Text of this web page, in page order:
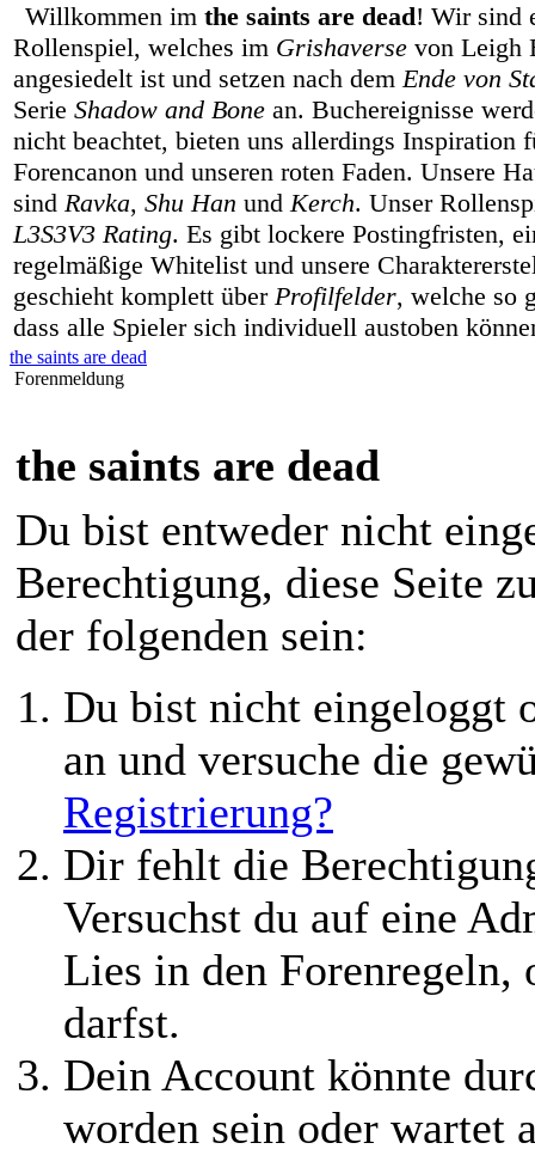
Willkommen im the saints are dead! Wir sind
Rollenspiel, welches im Grishaverse von Leigh
angesiedelt ist und setzen nach demEnde von
Serie Shadow and Bone an. Buchereignisse
nicht beachtet, bieten uns allerdings Inspiration
Forencanon und unseren roten Faden. Unsere
sind Ravka, Shu Han undKerch. Unser
L3S3V3 Rating. Es gibt lockere Postingfristen,
regelmäßige Whitelist und unsere
geschieht komplett über Profilfelder, welche so
dass alle Spieler sich individuell austoben
the saints are dead
Forenmeldung
the saints are dead
Du bist entweder nicht
Berechtigung, diese Seite
der folgenden sein:
Du bist nicht eingeloggt
an und versuche die
Registrierung?
Dir fehlt die
Versuchst du auf eine
Lies in den Forenregeln,
darfst.
Dein Account könnte
worden sein oder wartet